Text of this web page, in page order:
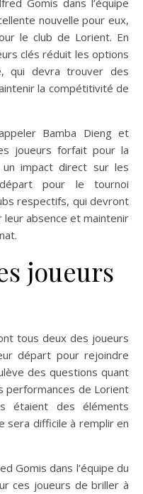
Gomis dans l’équipe
nouvelle pour eux,
le club de Lorient. En
clés réduit les options
qui devra trouver des
la compétitivité de
Bamba Dieng et
joueurs forfait pour la
un impact direct sur les
pour le tournoi
respectifs, qui devront
absence et maintenir
joueurs
tous deux des joueurs
départ pour rejoindre
des questions quant
performances de Lorient
étaient des éléments
sera difficile à remplir en
Gomis dans l’équipe du
ces joueurs de briller à